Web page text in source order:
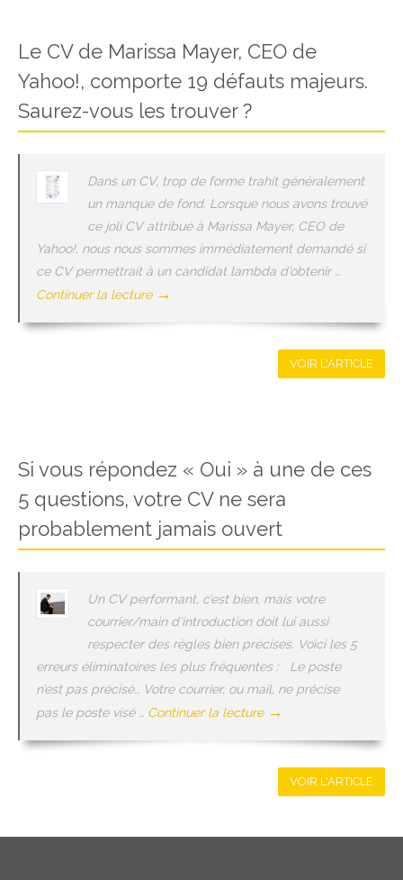
Le CV de Marissa Mayer, CEO de
Yahoo!, comporte 19 défauts majeurs.
Saurez-vous les trouver ?
Dans un CV, trop de forme trahit généralement
un manque de fond. Lorsque nous avons trouvé
ce joli CV attribué à Marissa Mayer, CEO de
Yahoo!, nous nous sommes immédiatement demandé si
ce CV permettrait à un candidat lambda d’obtenir …
Continuer la lecture →
VOIR L'ARTICLE
Si vous répondez « Oui » à une de ces
5 questions, votre CV ne sera
probablement jamais ouvert
Un CV performant, c’est bien, mais votre
courrier/main d’introduction doit lui aussi
respecter des règles bien précises. Voici les 5
erreurs éliminatoires les plus fréquentes : Le poste
n’est pas précisé… Votre courrier, ou mail, ne précise
pas le poste visé … Continuer la lecture →
VOIR L'ARTICLE